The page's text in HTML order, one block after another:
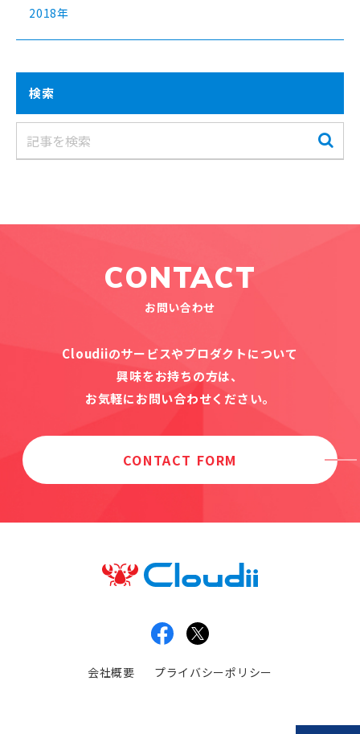
2018年
検索
CONTACT
お問い合わせ
Cloudiiのサービスやプロダクトについて
興味をお持ちの方は、
お気軽にお問い合わせください。
CONTACT FORM
会社概要 プライバシーポリシー